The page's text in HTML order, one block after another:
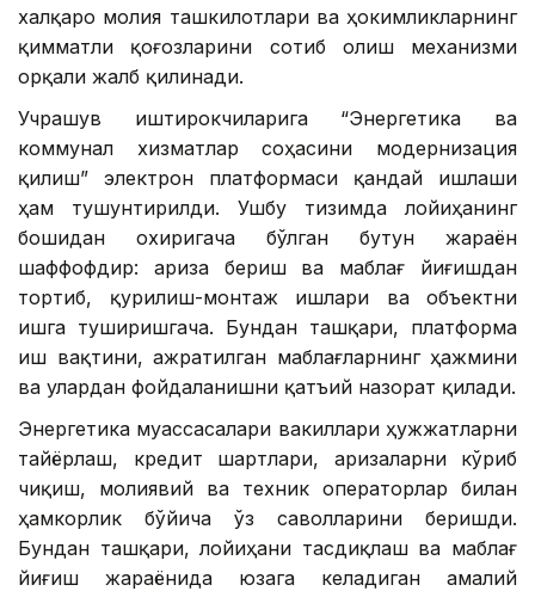
халқаро молия ташкилотлари ва ҳокимликларнинг
қимматли қоғозларини сотиб олиш механизми
орқали жалб қилинади.
Учрашув иштирокчиларига “Энергетика ва
коммунал хизматлар соҳасини модернизация
қилиш” электрон платформаси қандай ишлаши
ҳам тушунтирилди. Ушбу тизимда лойиҳанинг
бошидан охиригача бўлган бутун жараён
шаффофдир: ариза бериш ва маблағ йиғишдан
тортиб, қурилиш-монтаж ишлари ва объектни
ишга туширишгача. Бундан ташқари, платформа
иш вақтини, ажратилган маблағларнинг ҳажмини
ва улардан фойдаланишни қатъий назорат қилади.
Энергетика муассасалари вакиллари ҳужжатларни
тайёрлаш, кредит шартлари, аризаларни кўриб
чиқиш, молиявий ва техник операторлар билан
ҳамкорлик бўйича ўз саволларини беришди.
Бундан ташқари, лойиҳани тасдиқлаш ва маблағ
йиғиш жараёнида юзага келадиган амалий